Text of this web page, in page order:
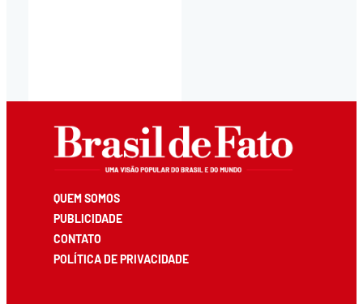
QUEM SOMOS
PUBLICIDADE
CONTATO
POLÍTICA DE PRIVACIDADE